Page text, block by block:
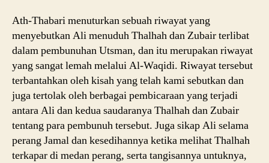
Ath-Thabari menuturkan sebuah riwayat yang
menyebutkan Ali menuduh Thalhah dan Zubair terlibat
dalam pembunuhan Utsman, dan itu merupakan riwayat
yang sangat lemah melalui Al-Waqidi. Riwayat tersebut
terbantahkan oleh kisah yang telah kami sebutkan dan
juga tertolak oleh berbagai pembicaraan yang terjadi
antara Ali dan kedua saudaranya Thalhah dan Zubair
tentang para pembunuh tersebut. Juga sikap Ali selama
perang Jamal dan kesedihannya ketika melihat Thalhah
terkapar di medan perang, serta tangisannya untuknya,